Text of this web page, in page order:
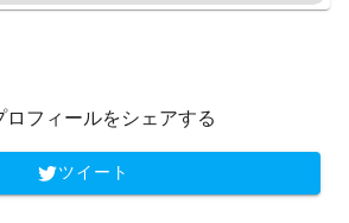
ロフィールをシェアする
ツイート